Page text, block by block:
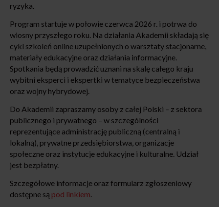
ryzyka.
Program startuje w połowie czerwca 2026 r. i potrwa do
wiosny przyszłego roku. Na działania Akademii składają się
cykl szkoleń online uzupełnionych o warsztaty stacjonarne,
materiały edukacyjne oraz działania informacyjne.
Spotkania będą prowadzić uznani na skalę całego kraju
wybitni eksperci i ekspertki w tematyce bezpieczeństwa
oraz wojny hybrydowej.
Do Akademii zapraszamy osoby z całej Polski – z sektora
publicznego i prywatnego – w szczególności
reprezentujące administrację publiczną (centralną i
lokalną), prywatne przedsiębiorstwa, organizacje
społeczne oraz instytucje edukacyjne i kulturalne. Udział
jest bezpłatny.
Szczegółowe informacje oraz formularz zgłoszeniowy
dostępne są pod linkiem.